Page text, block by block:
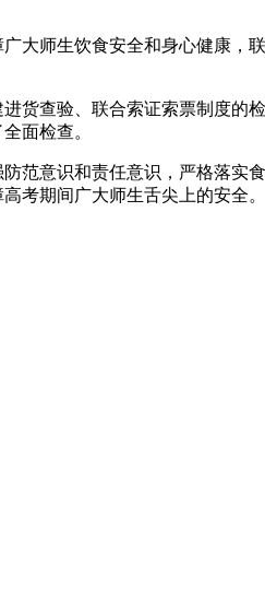
大师生饮食安全和身心健康，
货查验、联合索证索票制度的
面检查。
范意识和责任意识，严格落实
考期间广大师生舌尖上的安全。